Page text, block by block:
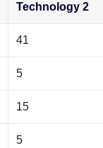
Technology 2
41
5
15
5